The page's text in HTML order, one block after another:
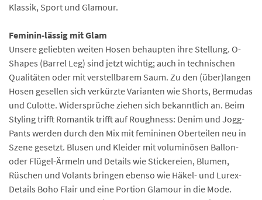
Klassik, Sport und Glamour.
Feminin-lässig mit Glam
Unsere geliebten weiten Hosen behaupten ihre Stellung. O-
Shapes (Barrel Leg) sind jetzt wichtig; auch in technischen
Qualitäten oder mit verstellbarem Saum. Zu den (über)langen
Hosen gesellen sich verkürzte Varianten wie Shorts, Bermudas
und Culotte. Widersprüche ziehen sich bekanntlich an. Beim
Styling trifft Romantik trifft auf Roughness: Denim und Jogg-
Pants werden durch den Mix mit femininen Oberteilen neu in
Szene gesetzt. Blusen und Kleider mit voluminösen Ballon-
oder Flügel-Ärmeln und Details wie Stickereien, Blumen,
Rüschen und Volants bringen ebenso wie Häkel- und Lurex-
Details Boho Flair und eine Portion Glamour in die Mode.